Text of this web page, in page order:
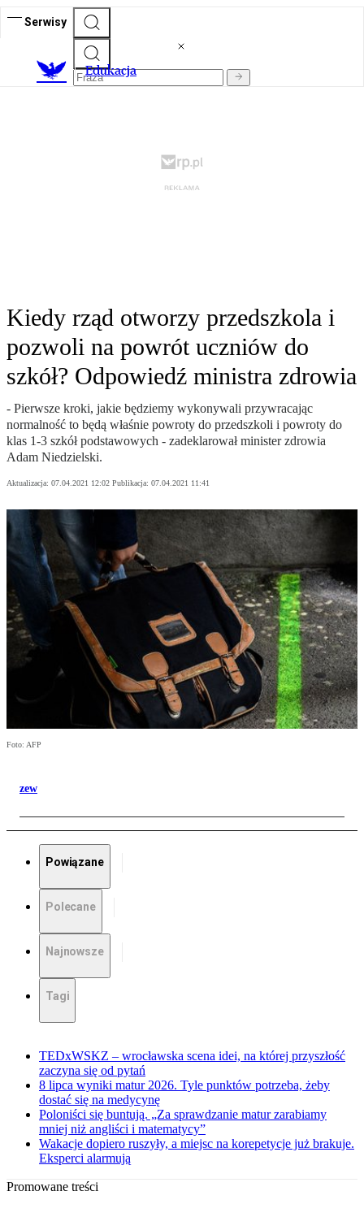
Serwisy
Edukacja
Kiedy rząd otworzy przedszkola i
pozwoli na powrót uczniów do
szkół? Odpowiedź ministra zdrowia
- Pierwsze kroki, jakie będziemy wykonywali przywracając
normalność to będą właśnie powroty do przedszkoli i powroty do
klas 1-3 szkół podstawowych - zadeklarował minister zdrowia
Adam Niedzielski.
Aktualizacja: 07.04.2021 12:02 Publikacja: 07.04.2021 11:41
Foto: AFP
zew
Powiązane
Polecane
Najnowsze
Tagi
TEDxWSKZ – wrocławska scena idei, na której przyszłość
zaczyna się od pytań
8 lipca wyniki matur 2026. Tyle punktów potrzeba, żeby
dostać się na medycynę
Poloniści się buntują. „Za sprawdzanie matur zarabiamy
mniej niż angliści i matematycy”
Wakacje dopiero ruszyły, a miejsc na korepetycje już brakuje.
Eksperci alarmują
Promowane treści